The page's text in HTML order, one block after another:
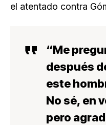
el atentado contra
“Me
después
este
No sé, en
pero